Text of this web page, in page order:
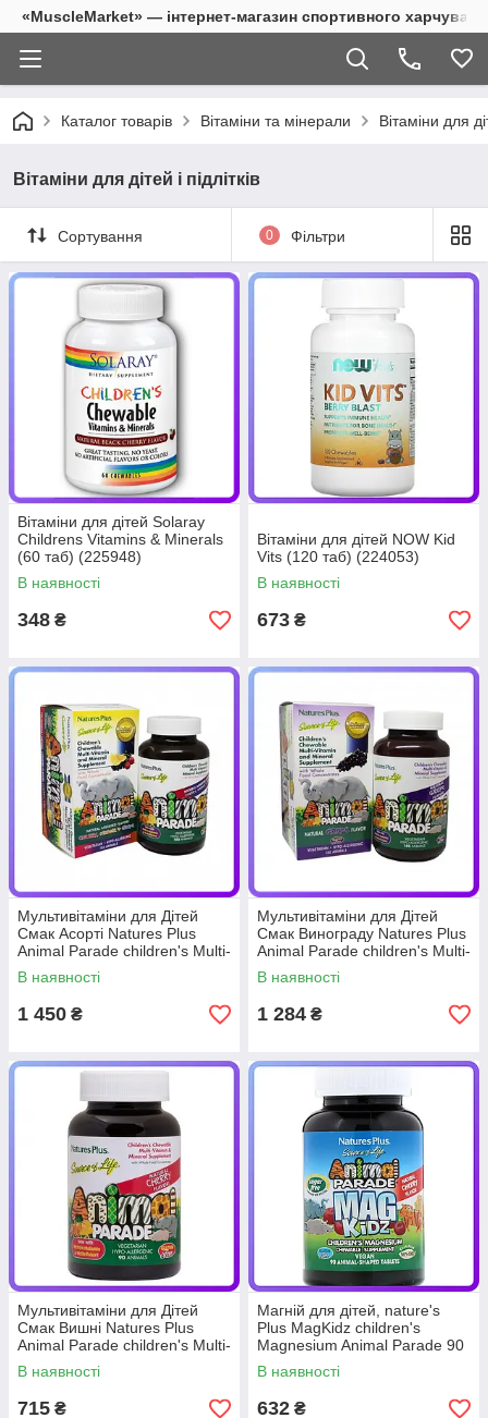
«MuscleMarket» — інтернет-магазин спортивного
Каталог товарів Вітаміни та мінерали Вітаміни для
Вітаміни для дітей і підлітків
Сортування 0 Фільтри
Вітаміни для дітей Solaray
Childrens Vitamins & Minerals
(60 таб) (225948)
В наявності
348 ₴
Вітаміни для дітей NOW Kid
Vits (120 таб) (224053)
В наявності
673 ₴
Мультивітаміни для Дітей
Смак Асорті Natures Plus
Animal Parade children's Multi-
Vitamin Mineral Supplement
(234009)
В наявності
1 450 ₴
Мультивітаміни для Дітей
Смак Винограду Natures Plus
Animal Parade children's Multi-
Vitamin Mineral Supplement
(234010)
В наявності
1 284 ₴
Мультивітаміни для Дітей
Смак Вишні Natures Plus
Animal Parade children's Multi-
Vitamin Mineral Supplement
60 (234011)
В наявності
715 ₴
Магній для дітей, nature's
Plus MagKidz children's
Magnesium Animal Parade 90
таб (236483)
В наявності
632 ₴